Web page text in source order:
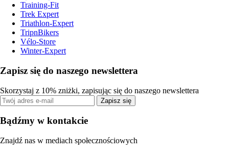
Training-Fit
Trek Expert
Triathlon-Expert
TripnBikers
Vélo-Store
Winter-Expert
Zapisz się do naszego newslettera
Skorzystaj z 10% zniżki, zapisując się do naszego newslettera
Zapisz się
Bądźmy w kontakcie
Znajdź nas w mediach społecznościowych